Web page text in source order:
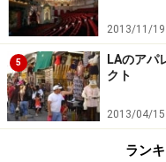
2013/11/19
5
LAのアパ
クト
2013/04/15
ラン